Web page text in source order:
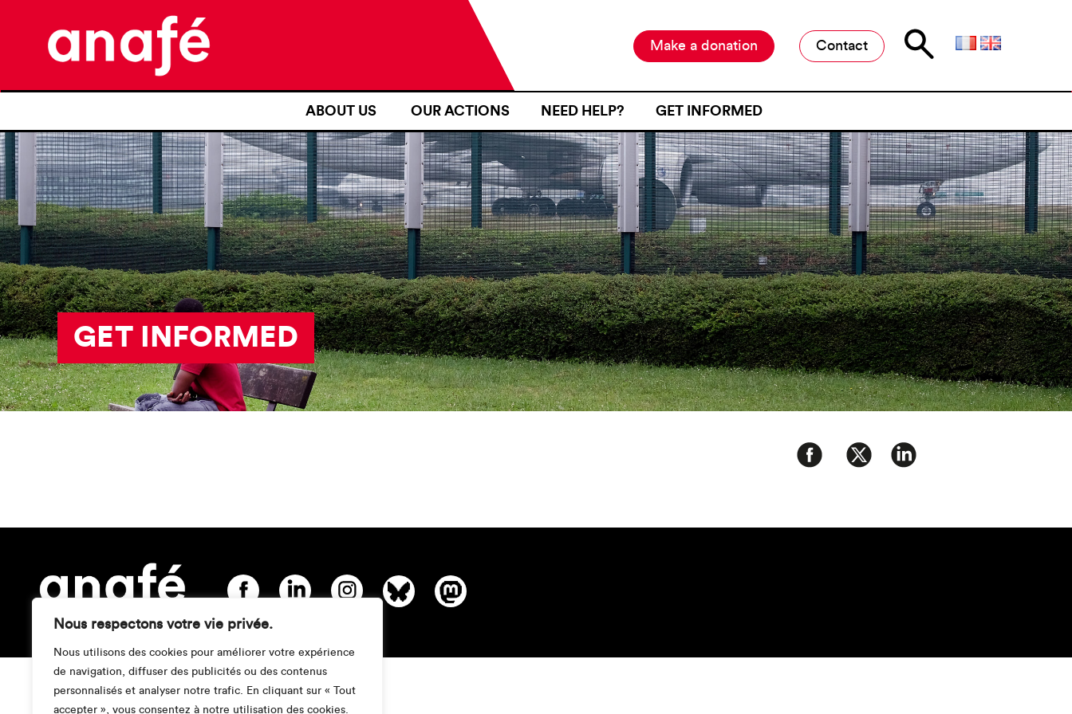
Nous respectons votre vie privée.
Nous utilisons des cookies pour améliorer votre expérience
de navigation, diffuser des publicités ou des contenus
personnalisés et analyser notre trafic. En cliquant sur « Tout
accepter », vous consentez à notre utilisation des cookies.
ABOUT US
WHO IS ANAFÉ?
OUR STORY
OUR KEY POSITIONS
TRANSPARENCY
OUR PARTNERS
OUR ACTIONS
OUR PROJECTS
OUR MEANS OF ACTION
NEED HELP?
I WOULD LIKE TO TESTIFY
I WAS SUBJECT TO AN IDENTITY
CHECK AT AN INTERNAL BORDER
I AM IN « ZONE D’ATTENTE »
I AM IN FRANCE
I WAS A VICTIM OF VIOLENCE AT A
BORDER
GETTING TO THE « ZONES D’ATTENTE »
CONTACT
GET INFORMED
NEWS
PUBLICATIONS
Make a donation Contact
GET INFORMED